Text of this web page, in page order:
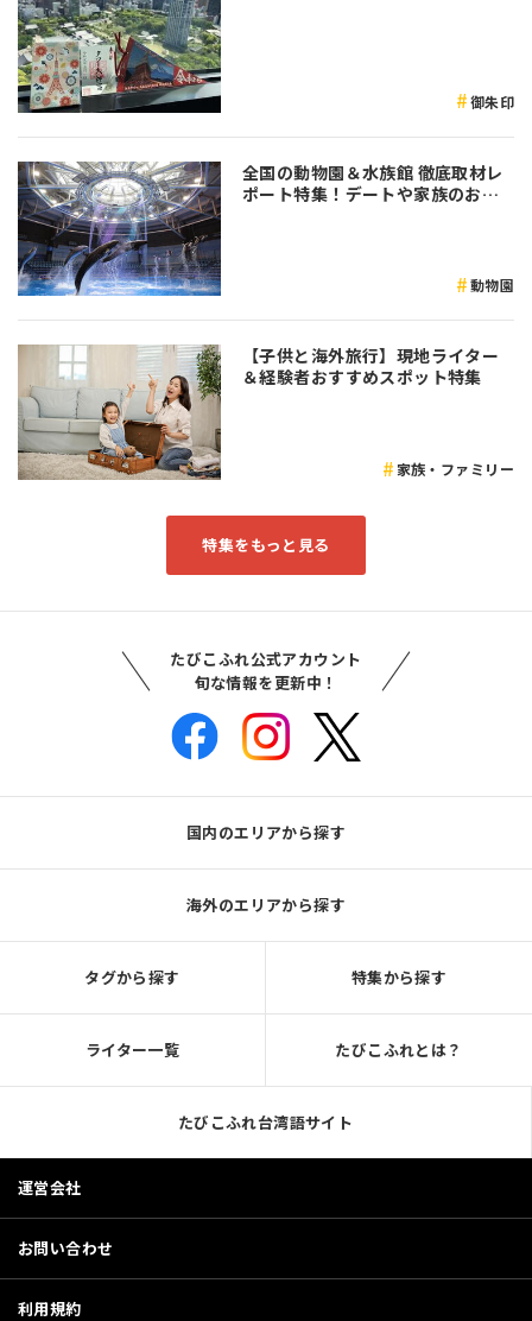
御朱印
全国の動物園＆水族館 徹底取材レ
ポート特集！デートや家族のおで
動物園
【子供と海外旅行】現地ライター
＆経験者おすすめスポット特集
家族・ファミリー
特集をもっと見る
たびこふれ公式アカウント
旬な情報を更新中！
国内のエリアから探す
海外のエリアから探す
タグから探す 特集から探す
ライター一覧 たびこふれとは？
たびこふれ台湾語サイト
運営会社
お問い合わせ
利用規約